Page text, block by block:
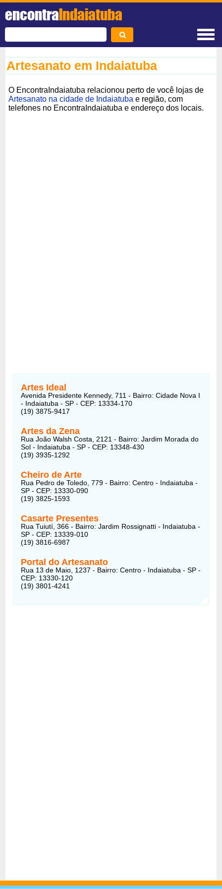
encontraIndaiatuba
Artesanato em Indaiatuba
O EncontraIndaiatuba relacionou perto de você lojas de
Artesanato na cidade de Indaiatuba e região, com
telefones no EncontraIndaiatuba e endereço dos locais.
Artes Ideal
Avenida Presidente Kennedy, 711 - Bairro: Cidade Nova I
- Indaiatuba - SP - CEP: 13334-170
(19) 3875-9417
Artes da Zena
Rua João Walsh Costa, 2121 - Bairro: Jardim Morada do
Sol - Indaiatuba - SP - CEP: 13348-430
(19) 3935-1292
Cheiro de Arte
Rua Pedro de Toledo, 779 - Bairro: Centro - Indaiatuba -
SP - CEP: 13330-090
(19) 3825-1593
Casarte Presentes
Rua Tuiutí, 366 - Bairro: Jardim Rossignatti - Indaiatuba -
SP - CEP: 13339-010
(19) 3816-6987
Portal do Artesanato
Rua 13 de Maio, 1237 - Bairro: Centro - Indaiatuba - SP -
CEP: 13330-120
(19) 3801-4241